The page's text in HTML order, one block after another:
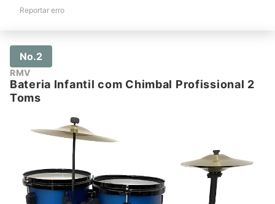
Reportar erro
No.2
RMV
Bateria Infantil com Chimbal Profissional 2
Toms